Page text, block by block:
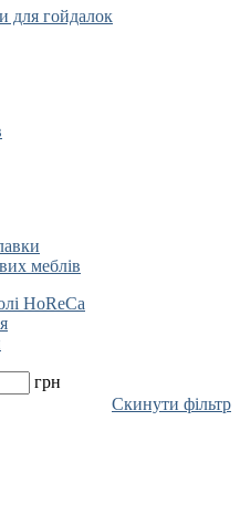
для гойдалок
меблів
HoReCa
грн
Скинути фільтр